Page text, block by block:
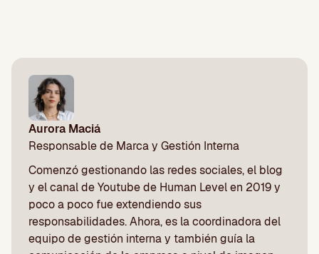
Aurora Maciá
Responsable de Marca y Gestión Interna
Comenzó gestionando las redes sociales, el blog
y el canal de Youtube de Human Level en 2019 y
poco a poco fue extendiendo sus
responsabilidades. Ahora, es la coordinadora del
equipo de gestión interna y también guía la